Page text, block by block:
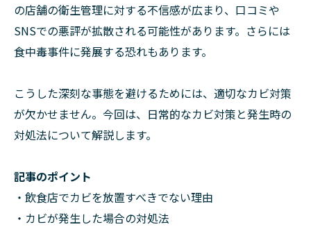
の店舗の衛生管理に対する不信感が広まり、口コミや
SNSでの悪評が拡散される可能性があります。さらには
食中毒事件に発展する恐れもあります。
こうした深刻な事態を避けるためには、適切なカビ対策
が欠かせません。今回は、日常的なカビ対策と発生時の
対処法について解説します。
記事のポイント
・飲食店でカビを放置すべきでない理由
・カビが発生した場合の対処法